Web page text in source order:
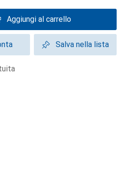
Aggiungi al carrello
Salva nella lista